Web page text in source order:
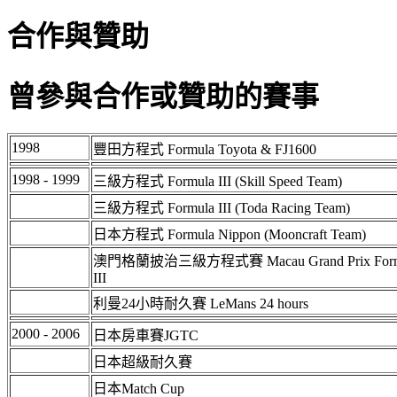
合作與贊助
曾參與合作或贊助的賽事
1998
豐田方程式 Formula Toyota & FJ1600
1998 - 1999
三級方程式 Formula III (Skill Speed Team)
三級方程式 Formula III (Toda Racing Team)
日本方程式 Formula Nippon (Mooncraft Team)
澳門格蘭披治三級方程式賽 Macau Grand Prix
III
利曼24小時耐久賽 LeMans 24 hours
2000 - 2006
日本房車賽JGTC
日本超級耐久賽
日本Match Cup